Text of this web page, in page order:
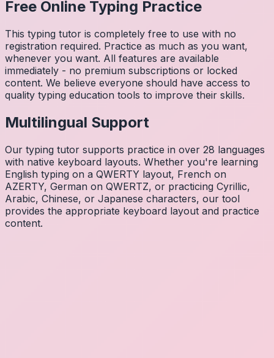
Free Online Typing Practice
This typing tutor is completely free to use with no
registration required. Practice as much as you want,
whenever you want. All features are available
immediately - no premium subscriptions or locked
content. We believe everyone should have access to
quality typing education tools to improve their skills.
Multilingual Support
Our typing tutor supports practice in over 28 languages
with native keyboard layouts. Whether you're learning
English typing on a QWERTY layout, French on
AZERTY, German on QWERTZ, or practicing Cyrillic,
Arabic, Chinese, or Japanese characters, our tool
provides the appropriate keyboard layout and practice
content.